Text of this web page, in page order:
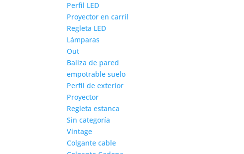
Perfil LED
Proyector en carril
Regleta LED
Lámparas
Out
Baliza de pared
empotrable suelo
Perfil de exterior
Proyector
Regleta estanca
Sin categoría
Vintage
Colgante cable